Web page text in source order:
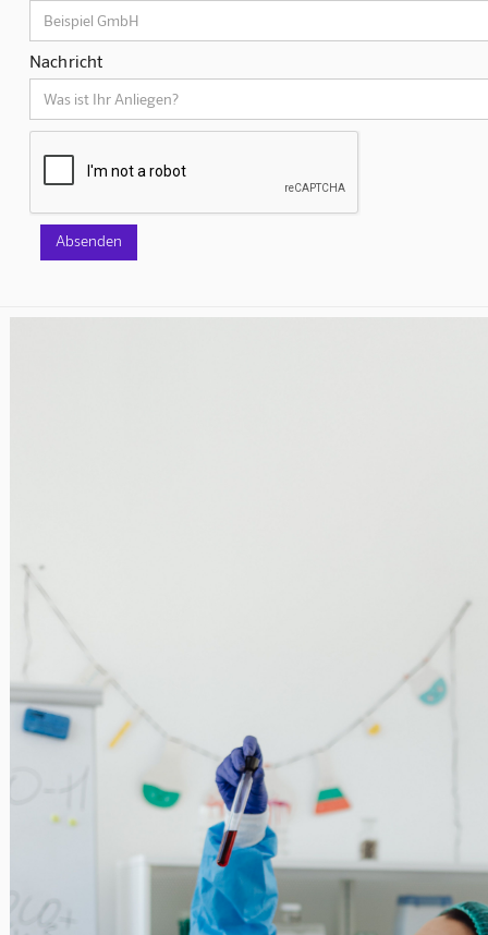
Nachricht